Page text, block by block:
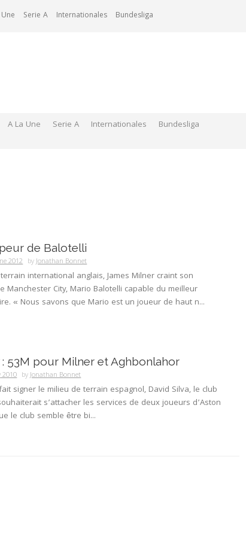
Serie A Internationales Bundesliga
A La Une Serie A Internationales Bundesliga
de Balotelli
2012 byJonathan Bonnet
international anglais, James Milner craint son
Manchester City, Mario Balotelli capable du meilleur
« Nous savons que Mario est un joueur de haut n...
: 53M pour Milner et Aghbonlahor
2010 byJonathan Bonnet
signer le milieu de terrain espagnol, David Silva, le club
s’attacher les services de deux joueurs d’Aston
le club semble être bi...